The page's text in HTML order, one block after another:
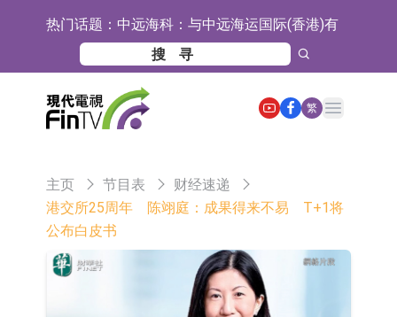
热门话题： 中远海科：与中远海运国际(香港)有
限公司正在开展增资对价的支付
新莱应材：受益于半导体国产替代提
速及国内晶圆厂扩产 公司泛半导体全
产品线新签订单向好
【异动股】港股跌幅榜前十，智傲控
股(08282.HK)跌16.39%，中国智能健
【异动股】港股涨幅榜前十，帝国科
拿森科技(02261.HK)涨+77.54%
放式指数证券投资基金8月12日上市
通天酒业(00389.HK)停牌
港股通标的证券名单
和光智成完成天使轮数千万融资
10年期港元特区政府机构债券将于
繁
Open main menu
主页 节目表
财经速递
港交所25周年 陈翊庭：成果得来不易 T+1将
公布白皮书